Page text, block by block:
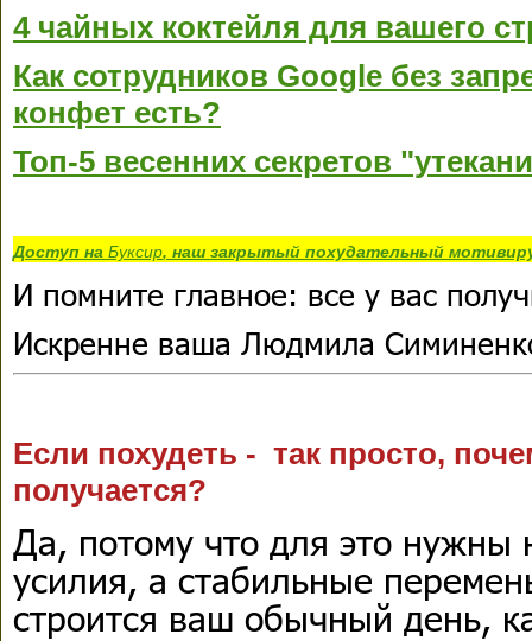
4 чайных коктейля для вашего
Как сотрудников Google без
конфет есть?
Топ-5 весенних секретов
Доступ на Буксир, наш закрытый похудательный
И помните главное: все у вас
Искренне ваша Людмила
Если похудеть - так просто,
получается?
Да, потому что для это нужны
усилия, а стабильные
строится ваш обычный день,